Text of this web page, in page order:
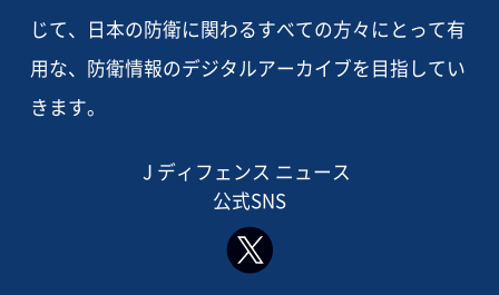
じて、日本の防衛に関わるすべての方々にとって有
用な、防衛情報のデジタルアーカイブを目指してい
きます。
J ディフェンス ニュース
公式SNS